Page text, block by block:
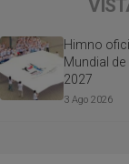
Himno
Mundial de
2027
3 Ago 2026